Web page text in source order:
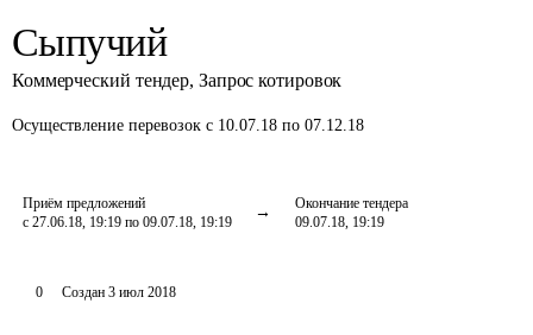
Сыпучий
Коммерческий тендер, Запрос котировок
Осуществление перевозок с 10.07.18 по 07.12.18
Приём предложений
с 27.06.18, 19:19 по 09.07.18, 19:19
Окончание тендера
09.07.18, 19:19
0 Создан 3 июл 2018